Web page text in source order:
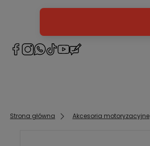
Strona główna Akcesoria motoryzacyjne